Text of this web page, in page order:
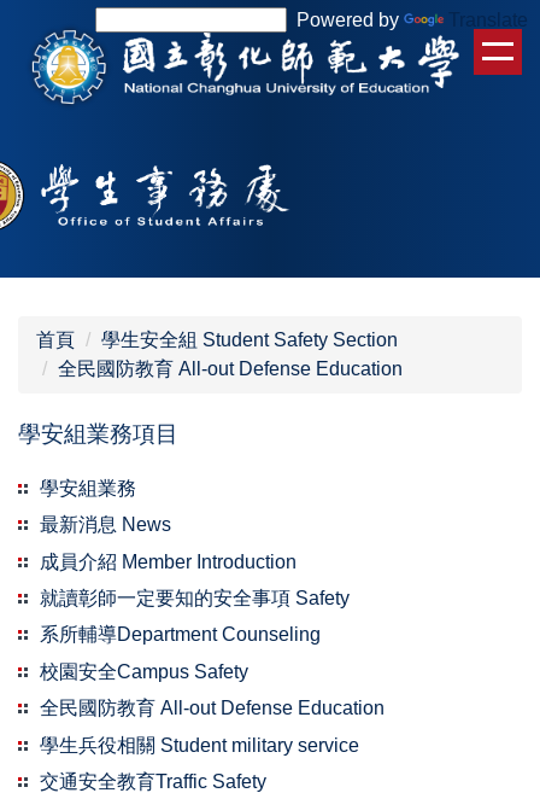
容
區
Powered by Translate
首頁
學生安全組 Student Safety Section
全民國防教育 All-out Defense Education
學安組業務項目
學安組業務
最新消息 News
成員介紹 Member Introduction
就讀彰師一定要知的安全事項 Safety
系所輔導Department Counseling
校園安全Campus Safety
全民國防教育 All-out Defense Education
學生兵役相關 Student military service
交通安全教育Traffic Safety